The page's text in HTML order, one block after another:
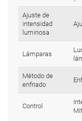
Ajuste de
intensidad
luminosa
Lámparas
Método de
enfriado
Control